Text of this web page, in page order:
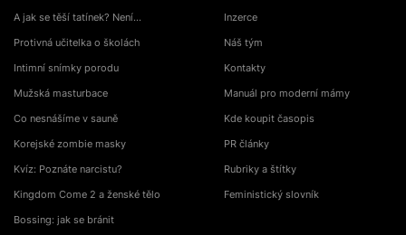
A jak se těší tatínek? Není…
Protivná učitelka o školách
Intimní snímky porodu
Mužská masturbace
Co nesnášíme v sauně
Korejské zombie masky
Kvíz: Poznáte narcistu?
Kingdom Come 2 a ženské tělo
Bossing: jak se bránit
Inzerce
Náš tým
Kontakty
Manuál pro moderní mámy
Kde koupit časopis
PR články
Rubriky a štítky
Feministický slovník